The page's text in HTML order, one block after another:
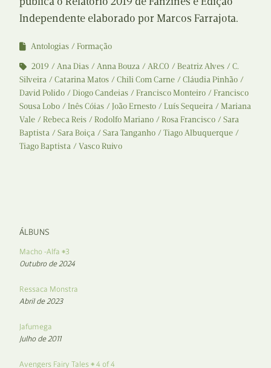
Independente elaborado por Marcos Farrajota.
Antologias
Formação
2019
Ana Dias Anna Bouza AR.CO Beatriz Alves
C.
Silveira
Catarina Matos Chili Com Carne
Cláudia Pinhão
David Polido
Diogo Candeias Francisco Monteiro
Francisco
Sousa Lobo
Inês Cóias João Ernesto Luís Sequeira
Mariana
Vale
Rebeca Reis Rodolfo Mariano Rosa Francisco
Sara
Baptista
Sara Boiça Sara Tanganho
Tiago Albuquerque
Tiago Baptista
Vasco Ruivo
ÁLBUNS
Macho -Alfa #3
Outubro de 2024
Ressaca Monstra
Abril de 2023
Jafumega
Julho de 2011
Avengers Fairy Tales # 4 of 4